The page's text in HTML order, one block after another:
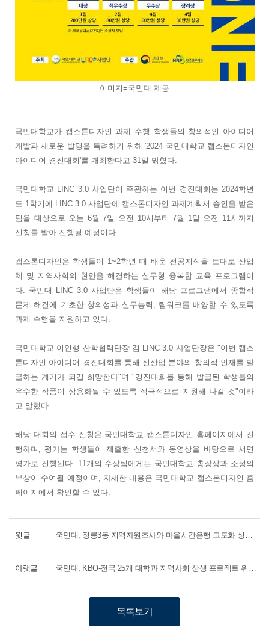
이미지=국민대 제공
국민대학교가 캡스톤디자인 과제 수행 학생들의 창의적인 아이디어
개발과 새로운 발명을 독려하기 위해 '2024 국민대학교 캡스톤디자인
아이디어 경진대회'를 개최한다고 31일 밝혔다.
국민대학교 LINC 3.0 사업단이 주관하는 이번 경진대회는 2024학년
도 1학기에 LINC 3.0 사업단에 캡스톤디자인 과제계획서 승인을 받은
팀을 대상으로 오는 6월 7일 오전 10시부터 7월 1일 오전 11시까지
신청를 받아 진행될 예정이다.
캡스톤디자인은 학생들이 1~2학년 때 배운 전공지식을 토대로 산업
체 및 지역사회의 현안을 해결하는 실무형 융복합 교육 프로그램이
다. 국민대 LINC 3.0 사업단은 학생들이 해당 프로그램에서 종합적
문제 해결에 기초한 창의성과 실무능력, 팀워크를 배양할 수 있도록
과제 수행을 지원하고 있다.
국민대학교 이인형 산학협력단장 겸 LINC 3.0 사업단장은 "이번 캡스
톤디자인 아이디어 경진대회를 통해 신산업 분야의 창의적 인재를 발
굴하는 계기가 되길 희망한다"며 "경진대회를 통해 발굴된 학생들의
우수한 작품이 상용화될 수 있도록 적극적으로 지원해 나갈 것"이라
고 말했다.
해당 대회의 접수 신청은 국민대학교 캡스톤디자인 홈페이지에서 진
행하며, 평가는 학생들이 제출한 신청서와 동영상을 바탕으로 서면
평가로 진행된다. 11개의 수상팀에게는 국민대학교 총장상과 소정의
부상이 수여될 예정이며, 자세한 내용은 국민대학교 캡스톤디자인 홈
페이지에서 확인할 수 있다.
윗글 국민대, 정릉3동 지역자원조사와 마을시간은행 고도화 성과공유회
아랫글 국민대, KBO-전국 25개 대학과 지역사회 상생 프로젝트 위한 MOU
목록보기